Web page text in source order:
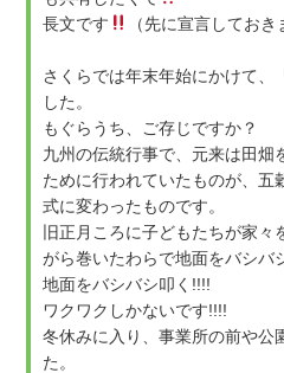
長文です
（先に宣言しておき
さくらでは年末年始にかけて、
した。
もぐらうち、ご存じですか？
九州の伝統行事で、元来は田畑
ために行われていたものが、五
式に変わったものです。
旧正月ころに子どもたちが家
がら巻いたわらで地面をバシバ
地面をバシバシ叩く!!!!
ワクワクしかないです!!!!
冬休みに入り、事業所の前や公
た。